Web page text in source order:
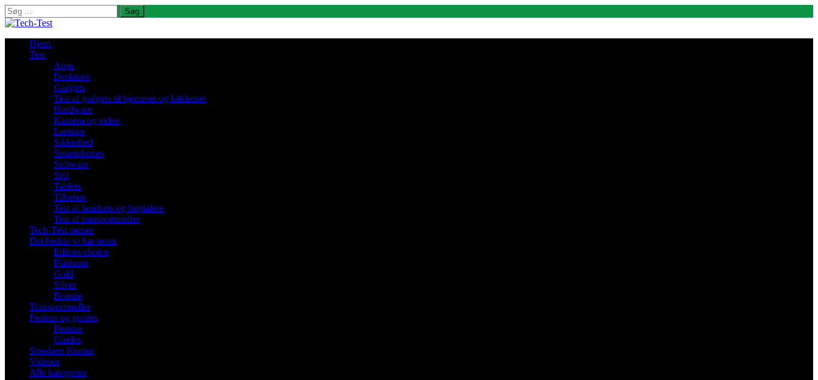
Søg
efter:
Hjem
Test
Apps
Desktops
Gadgets
Test af gadgets til hjemmet og køkkenet
Hardware
Kamera og video
Laptops
Sikkerhed
Smartphones
Software
Spil
Tablets
Tilbehør
Test af headsets og højttalere
Test af transportmidler
Tech-Test mener
Det bedste vi har testet
Editors choice
Platinum
Gold
Silver
Bronze
Transportmidler
Feature og guides
Feature
Guides
Speakers Korner
Videoer
Alle kategorier